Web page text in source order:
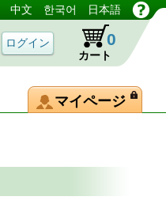
中文 한국어 日本語
カート
0
マイページ